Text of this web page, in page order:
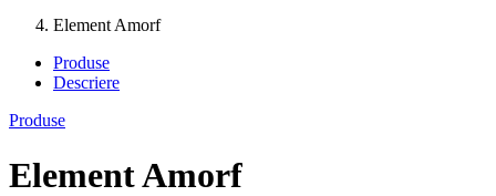
Element Amorf
Produse
Descriere
Produse
Element Amorf